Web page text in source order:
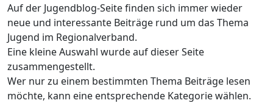
Auf der Jugendblog-Seite finden sich immer wieder
neue und interessante Beiträge rund um das Thema
Jugend im Regionalverband.
Eine kleine Auswahl wurde auf dieser Seite
zusammengestellt.
Wer nur zu einem bestimmten Thema Beiträge lesen
möchte, kann eine entsprechende Kategorie wählen.